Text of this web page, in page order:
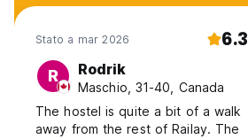
Stato a mar 2026 6.3
R Rodrik
Maschio, 31-40, Canada
The hostel is quite a bit of a walk
away from the rest of Railay. The